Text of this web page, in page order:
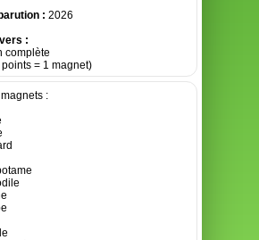
: 2026
:
complète
= 1 magnet)
: